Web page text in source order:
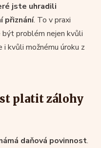
jste uhradili
přiznání. To v praxi
být problém nejen kvůli
kvůli možnému úroku z
platit zálohy
daňová povinnost.